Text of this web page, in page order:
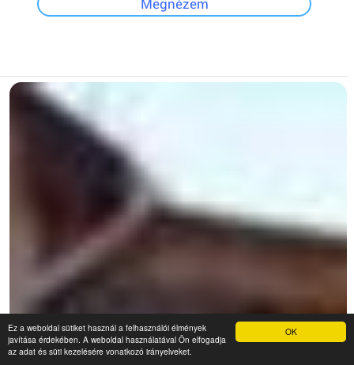
OK
Ez a weboldal sütiket használ a felhasználói élmények
javítása érdekében. A weboldal használatával Ön elfogadja
az adat és süti kezelésére vonatkozó irányelveket.